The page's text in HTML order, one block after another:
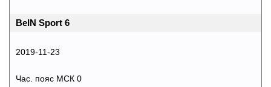
BeIN Sport 6
2019-11-23
Час. пояс МСК 0